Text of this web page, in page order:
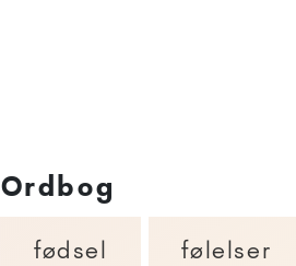
Ordbog
fødsel følelser